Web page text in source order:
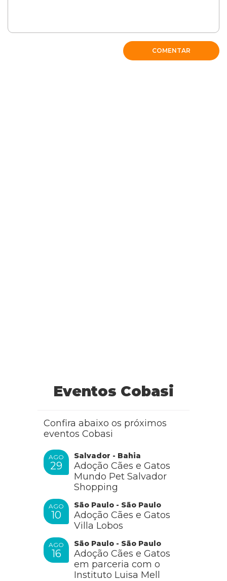
COMENTAR
Eventos Cobasi
Confira abaixo os próximos
eventos Cobasi
AGO
29
Salvador - Bahia
Adoção Cães e Gatos
Mundo Pet Salvador
Shopping
AGO
10
São Paulo - São Paulo
Adoção Cães e Gatos
Villa Lobos
AGO
16
São Paulo - São Paulo
Adoção Cães e Gatos
em parceria com o
Instituto Luisa Mell